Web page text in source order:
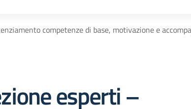
competenze di base, motivazione e
esperti –